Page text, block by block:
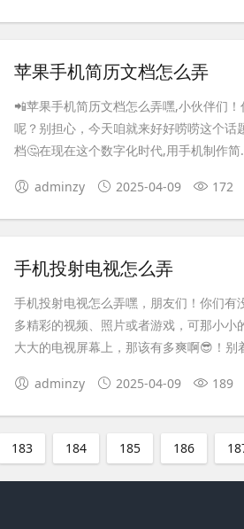
苹果手机简历文档怎么弄
📲苹果手机简历文档怎么弄嘿,小伙伴们
呢？别担心，今天咱就来好好唠唠这个
档🤔在现在这个数字化时代,用手机制作简
adminzy 2025-04-09 172
手机投射电视怎么弄
手机投射电视怎么弄嘿，朋友们！你们
多精彩的视频、照片或者游戏，可那小
大大的电视屏幕上，那该有多爽啊😎！别
adminzy 2025-04-09 189
183 184 185 186